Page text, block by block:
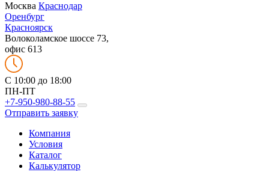
Москва Краснодар
Оренбург
Красноярск
Волоколамское шоссе 73,
офис 613
C 10:00 до 18:00
ПН-ПТ
+7-950-980-88-55
Отправить заявку
Компания
Условия
Каталог
Калькулятор